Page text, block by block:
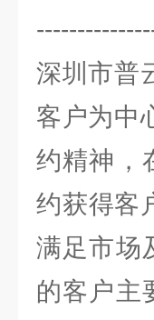
深圳市普
客户为中
约精神，
约获得客
满足市场
的客户主